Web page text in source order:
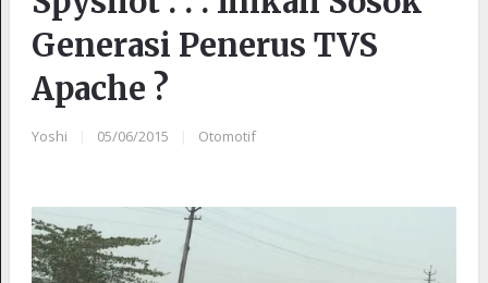
Generasi Penerus TVS
Apache ?
Yoshi 05/06/2015 Otomotif